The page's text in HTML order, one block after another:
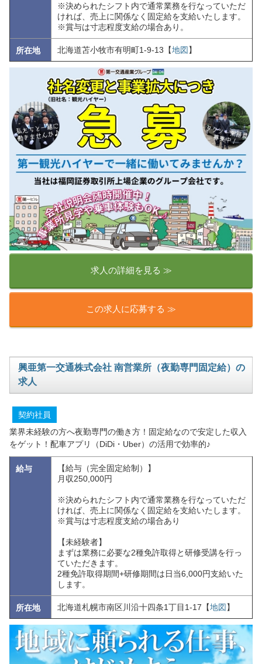
※決められたシフト内で通常業務を行なっていただ
ければ、売上に関係なく固定給を支給いたします。
※賞与は寸志程度支給の場合あり。
所在地 北海道苫小牧市有明町1-9-13【地図】
求人の詳細を見る ≫
この求人に応募する ≫
興亜第一交通株式会社 南営業所（夜勤専門固定給）の
求人
契約社員
業界未経験の方へ夜勤専門の働き方！固定給なので安定した収入
をゲット！配車アプリ（DiDi・Uber）の活用で効率的♪
給与
【給与（完全固定給制）】
月収250,000円
※決められたシフト内で通常業務を行なっていただ
ければ、売上に関係なく固定給を支給いたします。
※賞与は寸志程度支給の場合あり
【未経験者】
まずは業務に必要な2種免許取得と研修受講を行っ
ていただきます。
2種免許取得期間+研修期間は日当6,000円支給いた
します。
所在地 北海道札幌市南区川沿十四条1丁目1-17【地図】